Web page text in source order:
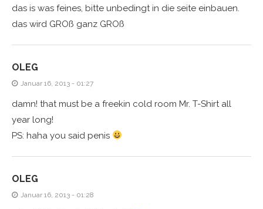
das is was feines, bitte unbedingt in die seite einbauen.
das wird GROß ganz GROß
OLEG
Januar 16, 2013 - 01:27
damn! that must be a freekin cold room Mr. T-Shirt all
year long!
PS: haha you said penis
OLEG
Januar 16, 2013 - 01:28